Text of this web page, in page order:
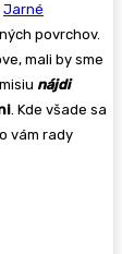
Jarné
povrchov.
mali by sme
nájdi
. Kde všade sa
vám rady